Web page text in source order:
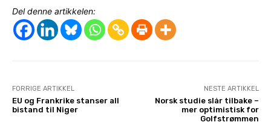
Del denne artikkelen:
FORRIGE ARTIKKEL
EU og Frankrike stanser all
bistand til Niger
NESTE ARTIKKEL
Norsk studie slår tilbake –
mer optimistisk for
Golfstrømmen